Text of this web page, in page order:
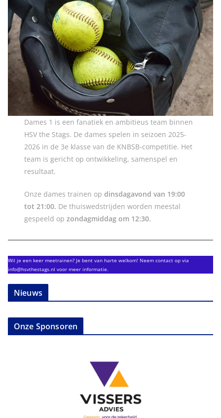
Dames 1 is een fanatiek en ambitieus team binnen
HSV the Stags. De dames spelen in seizoen 2025-
2026 in de 3e klasse van de KNBSB-competitie. Het
team is gericht op ontwikkeling, samenspel en
resultaat.
Onze dames trainen opdinsdagavond van 19:00
tot 21:00. De thuiswedstrijden worden meestal
gespeeld opzondagmiddag om 12:30.
Wil je een keer meetrainen? Je bent van harte welkom! Neem contact op via
info@hsvthestags.nl voor meer informatie.
Nieuws
Onze Sponsoren